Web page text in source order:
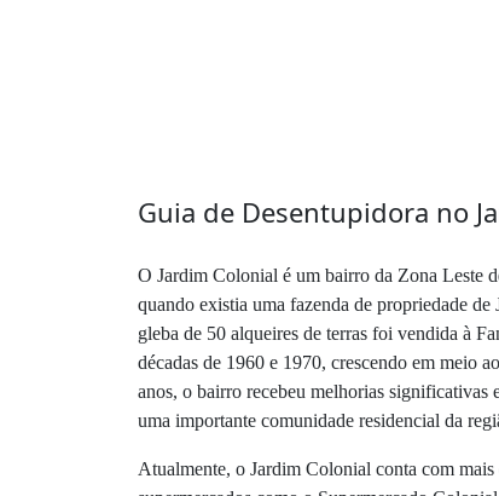
Guia de Desentupidora no
O Jardim Colonial é um bairro da Zona Leste
quando existia uma fazenda de propriedade
gleba de 50 alqueires de terras foi vendida à
décadas de 1960 e 1970, crescendo em meio
anos, o bairro recebeu melhorias significativas
uma importante comunidade residencial da
Atualmente, o Jardim Colonial conta com